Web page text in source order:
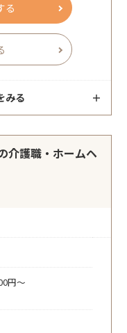
る
みる
介護職・ホームヘ
円～